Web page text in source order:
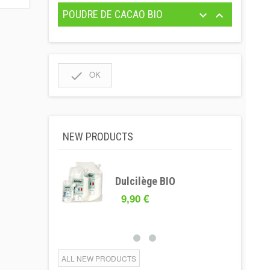
POUDRE DE CACAO BIO  
 OK
NEW PRODUCTS
Dulcilège BIO
9,90 €
ALL NEW PRODUCTS